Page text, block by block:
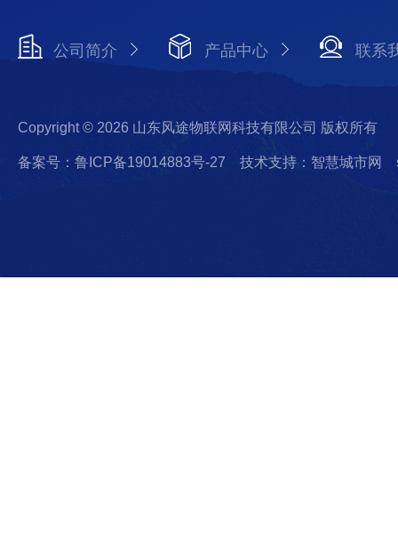
公司简介 产品中心 联系
Copyright © 2026 山东风途物联网科技有限公司 版权所有
备案号：鲁ICP备19014883号-27 技术支持：智慧城市网